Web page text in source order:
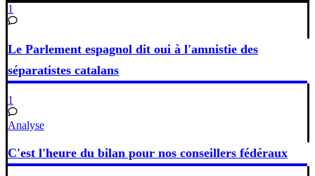
1
Le Parlement espagnol dit oui à l'amnistie des
séparatistes catalans
1
Analyse
C'est l'heure du bilan pour nos conseillers fédéraux